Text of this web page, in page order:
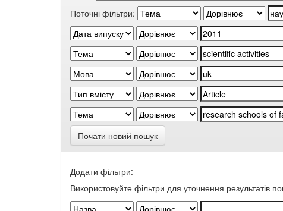
Поточні фільтри:
Почати новий пошук
Додати фільтри:
Використовуйте фільтри для уточнення результатів